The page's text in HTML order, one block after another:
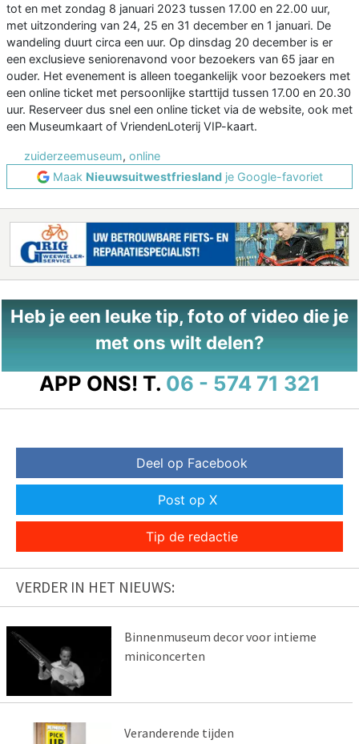
tot en met zondag 8 januari 2023 tussen 17.00 en 22.00 uur,
met uitzondering van 24, 25 en 31 december en 1 januari. De
wandeling duurt circa een uur. Op dinsdag 20 december is er
een exclusieve seniorenavond voor bezoekers van 65 jaar en
ouder. Het evenement is alleen toegankelijk voor bezoekers met
een online ticket met persoonlijke starttijd tussen 17.00 en 20.30
uur. Reserveer dus snel een online ticket via de website, ook met
een Museumkaart of VriendenLoterij VIP-kaart.
zuiderzeemuseum, online
Maak Nieuwsuitwestfrieslandje Google-favoriet
Heb je een leuke tip, foto of video die je
met ons wilt delen?
APP ONS! T. 06 - 574 71 321
Deel op Facebook
Post op X
Tip de redactie
VERDER IN HET NIEUWS:
Binnenmuseum decor voor intieme
miniconcerten
Veranderende tijden